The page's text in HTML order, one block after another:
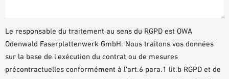
Le responsable du traitement au sens du RGPD est OWA
Odenwald Faserplattenwerk GmbH. Nous traitons vos données
sur la base de l'exécution du contrat ou de mesures
précontractuelles conformément à l'art.6 para.1 lit.b RGPD et de